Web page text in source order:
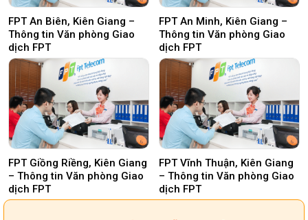
FPT An Biên, Kiên Giang –
Thông tin Văn phòng Giao
dịch FPT
FPT An Minh, Kiên Giang –
Thông tin Văn phòng Giao
dịch FPT
FPT Giồng Riềng, Kiên Giang
– Thông tin Văn phòng Giao
dịch FPT
FPT Vĩnh Thuận, Kiên Giang
– Thông tin Văn phòng Giao
dịch FPT